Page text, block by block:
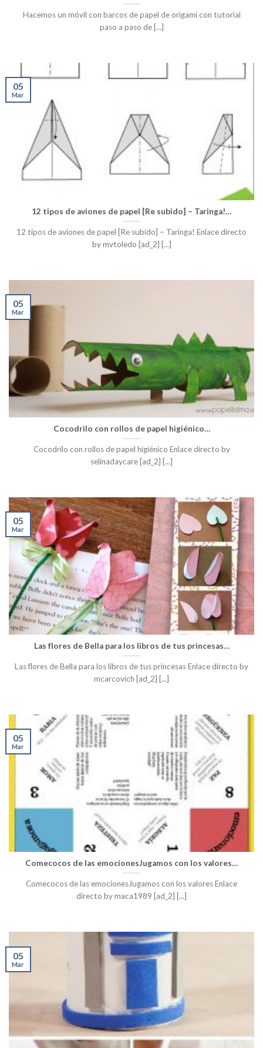
Hacemos un móvil con barcos de papel de origami con tutorial
paso a paso de [...]
12 tipos de aviones de papel [Re subido] – Taringa!…
12 tipos de aviones de papel [Re subido] – Taringa! Enlace directo
by mvtoledo [ad_2] [...]
05
Mar
Cocodrilo con rollos de papel higiénico…
Cocodrilo con rollos de papel higiénico Enlace directo by
selinadaycare [ad_2] [...]
05
Mar
Las flores de Bella para los libros de tus princesas…
Las flores de Bella para los libros de tus princesas Enlace directo by
mcarcovich [ad_2] [...]
05
Mar
Comecocos de las emocionesJugamos con los valores…
Comecocos de las emocionesJugamos con los valores Enlace
directo by maca1989 [ad_2] [...]
05
Mar
05
Mar